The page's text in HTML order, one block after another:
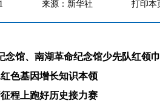
05-31 来源：新华社 打印本
念馆、南湖革命纪念馆少先队红领
色基因增长知识本领
程上跑好历史接力赛